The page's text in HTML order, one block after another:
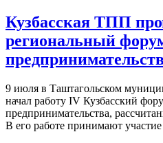
Кузбасская ТПП
региональный
9 июля в Таштагольском
начал работу IV Кузбасский
предпринимательства,
В его работе принимают участие